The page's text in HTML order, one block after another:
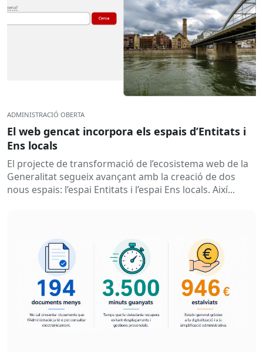
ADMINISTRACIÓ OBERTA
El web gencat incorpora els espais d’Entitats i
Ens locals
El projecte de transformació de l’ecosistema web de la
Generalitat segueix avançant amb la creació de dos
nous espais: l’espai Entitats i l’espai Ens locals. Així...